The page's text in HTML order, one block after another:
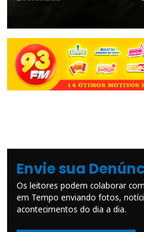
Envie sua
Os leitores podem colaborar
em Tempo enviando fotos,
acontecimentos do dia a dia.